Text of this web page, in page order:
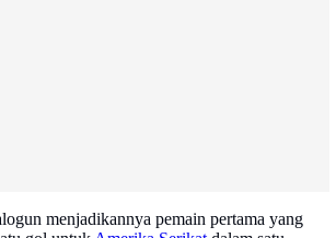
menjadikannya pemain pertama yang